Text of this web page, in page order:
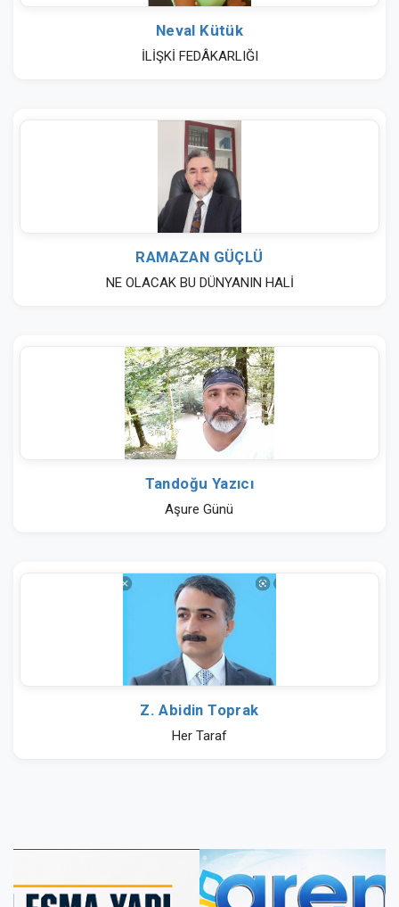
Neval Kütük
İLİŞKİ FEDÂKARLIĞI
RAMAZAN GÜÇLÜ
NE OLACAK BU DÜNYANIN HALİ
Tandoğu Yazıcı
Aşure Günü
Z. Abidin Toprak
Her Taraf